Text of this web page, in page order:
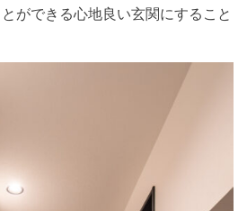
ができる心地良い玄関にすること